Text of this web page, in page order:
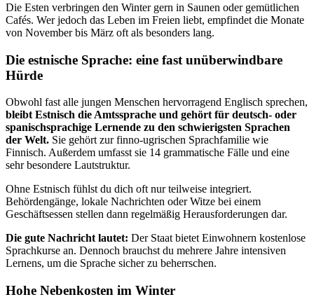
Die Esten verbringen den Winter gern in Saunen oder gemütlichen
Cafés. Wer jedoch das Leben im Freien liebt, empfindet die Monate
von November bis März oft als besonders lang.
Die estnische Sprache: eine fast unüberwindbare
Hürde
Obwohl fast alle jungen Menschen hervorragend Englisch sprechen,
bleibt Estnisch die Amtssprache und gehört für deutsch- oder
spanischsprachige Lernende zu den schwierigsten Sprachen
der Welt. Sie gehört zur finno-ugrischen Sprachfamilie wie
Finnisch. Außerdem umfasst sie 14 grammatische Fälle und eine
sehr besondere Lautstruktur.
Ohne Estnisch fühlst du dich oft nur teilweise integriert.
Behördengänge, lokale Nachrichten oder Witze bei einem
Geschäftsessen stellen dann regelmäßig Herausforderungen dar.
Die gute Nachricht lautet: Der Staat bietet Einwohnern kostenlose
Sprachkurse an. Dennoch brauchst du mehrere Jahre intensiven
Lernens, um die Sprache sicher zu beherrschen.
Hohe Nebenkosten im Winter